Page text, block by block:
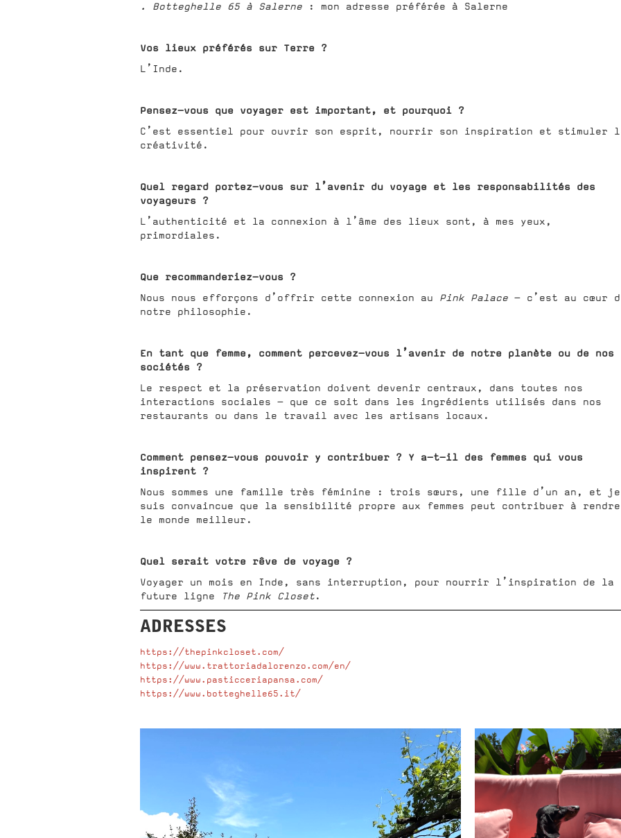
. Botteghelle 65 à Salerne : mon adresse préférée à Salerne
Vos lieux préférés sur Terre ?
L’Inde.
Pensez-vous que voyager est important, et pourquoi ?
C’est essentiel pour ouvrir son esprit, nourrir son inspiration et stimuler
créativité.
Quel regard portez-vous sur l’avenir du voyage et les responsabilités des
voyageurs ?
L’authenticité et la connexion à l’âme des lieux sont, à mes yeux,
primordiales.
Que recommanderiez-vous ?
Nous nous efforçons d’offrir cette connexion au Pink Palace — c’est au cœur
notre philosophie.
En tant que femme, comment percevez-vous l’avenir de notre planète ou de nos
sociétés ?
Le respect et la préservation doivent devenir centraux, dans toutes nos
interactions sociales — que ce soit dans les ingrédients utilisés dans nos
restaurants ou dans le travail avec les artisans locaux.
Comment pensez-vous pouvoir y contribuer ? Y a-t-il des femmes qui vous
inspirent ?
Nous sommes une famille très féminine : trois sœurs, une fille d’un an, et je
suis convaincue que la sensibilité propre aux femmes peut contribuer à rendre
le monde meilleur.
Quel serait votre rêve de voyage ?
Voyager un mois en Inde, sans interruption, pour nourrir l’inspiration de la
future ligne
The Pink Closet.
ADRESSES
https://thepinkcloset.com/
https://www.trattoriadalorenzo.com/en/
https://www.pasticceriapansa.com/
https://www.botteghelle65.it/